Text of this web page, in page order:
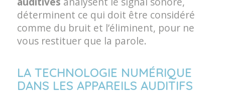
déterminent ce qui doit être considéré
comme du bruit et l’éliminent, pour ne
vous restituer que la parole.
LA TECHNOLOGIE NUMÉRIQUE
DANS LES APPAREILS AUDITIFS